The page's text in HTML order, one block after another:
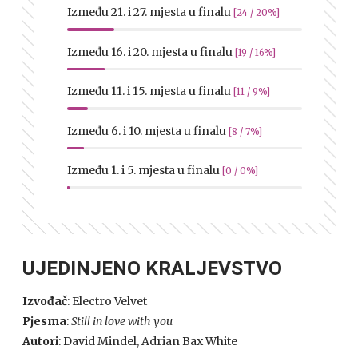
Između 21. i 27. mjesta u finalu [24 / 20%]
Između 16. i 20. mjesta u finalu [19 / 16%]
Između 11. i 15. mjesta u finalu [11 / 9%]
Između 6. i 10. mjesta u finalu [8 / 7%]
Između 1. i 5. mjesta u finalu [0 / 0%]
UJEDINJENO KRALJEVSTVO
Izvođač: Electro Velvet
Pjesma:Still inlove with you
Autori: David Mindel, Adrian Bax White